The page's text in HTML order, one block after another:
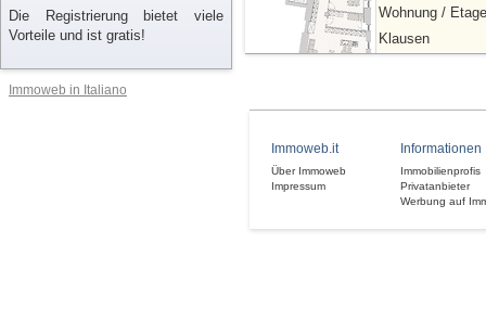
Die Registrierung bietet viele
Vorteile und ist gratis!
Immoweb in Italiano
Wohnung / Etage
Klausen
Immoweb.it
Über Immoweb
Impressum
Informationen
Immobilienprofis
Privatanbieter
Werbung auf